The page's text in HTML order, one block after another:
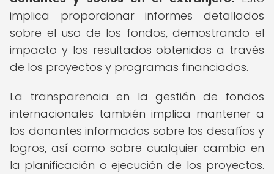
implica proporcionar informes detallados
sobre el uso de los fondos, demostrando el
impacto y los resultados obtenidos a través
de los proyectos y programas financiados.
La transparencia en la gestión de fondos
internacionales también implica mantener a
los donantes informados sobre los desafíos y
logros, así como sobre cualquier cambio en
la planificación o ejecución de los proyectos.